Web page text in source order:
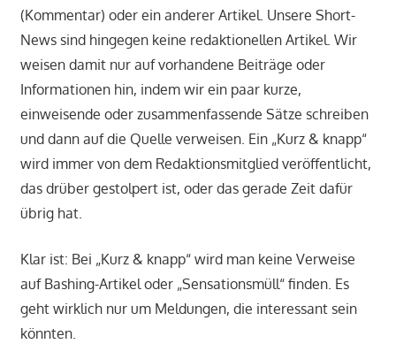
(Kommentar) oder ein anderer Artikel. Unsere Short-
News sind hingegen keine redaktionellen Artikel. Wir
weisen damit nur auf vorhandene Beiträge oder
Informationen hin, indem wir ein paar kurze,
einweisende oder zusammenfassende Sätze schreiben
und dann auf die Quelle verweisen. Ein „Kurz & knapp“
wird immer von dem Redaktionsmitglied veröffentlicht,
das drüber gestolpert ist, oder das gerade Zeit dafür
übrig hat.
Klar ist: Bei „Kurz & knapp“ wird man keine Verweise
auf Bashing-Artikel oder „Sensationsmüll“ finden. Es
geht wirklich nur um Meldungen, die interessant sein
könnten.